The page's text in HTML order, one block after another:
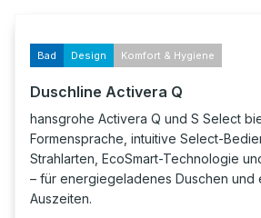
Bad Design Komfort & Hygiene
Duschline Activera Q
hansgrohe Activera Q und S Select
Formensprache, intuitive Select-
Strahlarten, EcoSmart-Technologie
– für energiegeladenes Duschen und
Auszeiten.